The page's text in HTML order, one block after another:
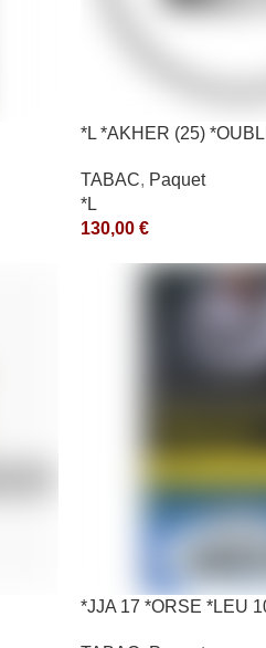
*L *AKHER (25)
TABAC, Paquet
*L
130,00 €
*JJA 17 *ORSE *LEU